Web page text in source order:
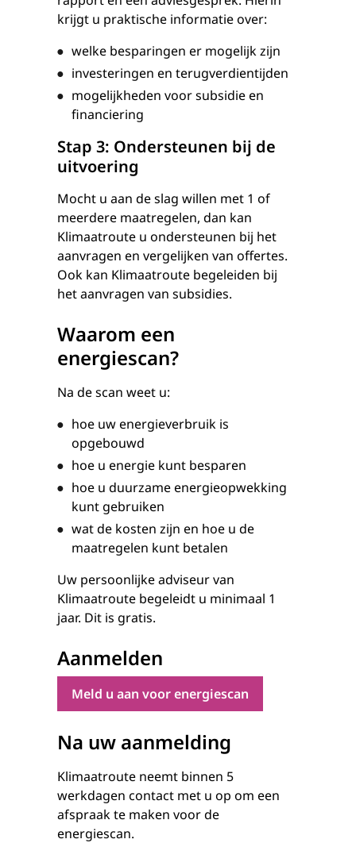
krijgt u praktische informatie over:
welke besparingen er mogelijk zijn
investeringen en terugverdientijden
mogelijkheden voor subsidie en
financiering
Stap 3: Ondersteunen bij de
uitvoering
Mocht u aan de slag willen met 1 of
meerdere maatregelen, dan kan
Klimaatroute u ondersteunen bij het
aanvragen en vergelijken van offertes.
Ook kan Klimaatroute begeleiden bij
het aanvragen van subsidies.
Waarom een
energiescan?
Na de scan weet u:
hoe uw energieverbruik is
opgebouwd
hoe u energie kunt besparen
hoe u duurzame energieopwekking
kunt gebruiken
wat de kosten zijn en hoe u de
maatregelen kunt betalen
Uw persoonlijke adviseur van
Klimaatroute begeleidt u minimaal 1
jaar. Dit is gratis.
Aanmelden
Meld u aan voor energiescan
Na uw aanmelding
Klimaatroute neemt binnen 5
werkdagen contact met u op om een
afspraak te maken voor de
energiescan.